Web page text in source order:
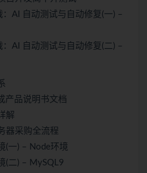
AI 自动测试与自动修复(一) –
AI 自动测试与自动修复(二) –
产品说明书文档
解
器采购全流程
(一) – Node环境
(二) – MySQL9